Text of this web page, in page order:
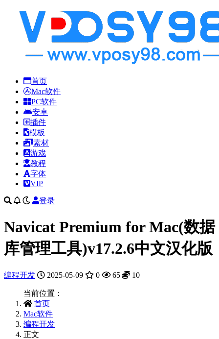
首页
Mac软件
PC软件
安卓
插件
模板
素材
游戏
教程
字体
VIP
登录
Navicat Premium for Mac(数据
库管理工具)v17.2.6中文汉化版
编程开发 2025-05-09 0 65 10
当前位置：
首页
Mac软件
编程开发
正文